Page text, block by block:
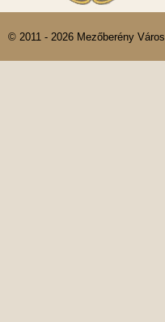
© 2011 - 2026 Mezőberény Város